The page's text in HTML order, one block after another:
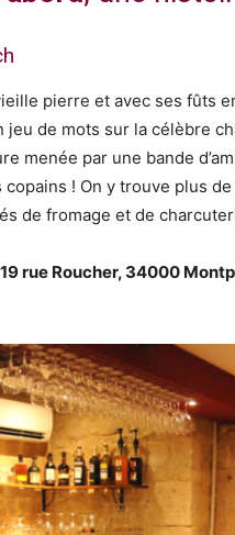
pierre et avec ses fûts
jeu de mots sur la célèbre
menée par une bande
! On y trouve plus
de fromage et de
19 rue Roucher, 34000